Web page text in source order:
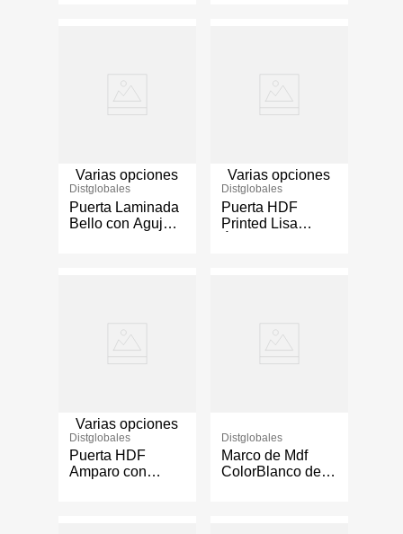
Varias opciones
Distglobales
Puerta Laminada
Bello con Agujero
Varias opciones
Distglobales
Puerta HDF
Printed Lisa
Varias opciones
Distglobales
Puerta HDF
Amparo con
Distglobales
Marco de Mdf
ColorBlanco de